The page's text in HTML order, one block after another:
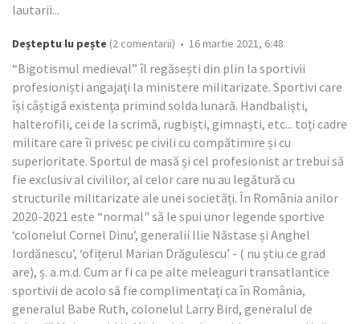
lautarii...
Deșteptu lu pește (2 comentarii) • 16 martie 2021, 6:48
“Bigotismul medieval” îl regăsești din plin la sportivii
profesioniști angajați la ministere militarizate. Sportivi care
își câștigă existența primind solda lunară. Handbaliști,
halterofili, cei de la scrimă, rugbiști, gimnaști, etc... toți cadre
militare care îi privesc pe civili cu compătimire și cu
superioritate. Sportul de masă și cel profesionist ar trebui să
fie exclusiv al civililor, al celor care nu au legătură cu
structurile militarizate ale unei societăți. În România anilor
2020-2021 este “normal" să le spui unor legende sportive
‘colonelul Cornel Dinu’, generalii Ilie Năstase și Anghel
Iordănescu’, ‘ofițerul Marian Drăgulescu’ - ( nu știu ce grad
are), ș. a.m.d. Cum ar fi ca pe alte meleaguri transatlantice
sportivii de acolo să fie complimentați ca în România,
generalul Babe Ruth, colonelul Larry Bird, generalul de